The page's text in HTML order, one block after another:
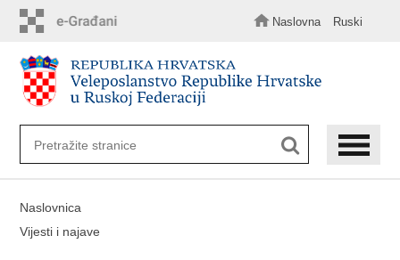
sadržaj
Naslovna Ruski
Naslovnica
Vijesti i najave